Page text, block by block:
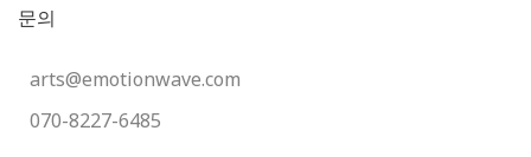
문의
arts@emotionwave.com
070-8227-6485